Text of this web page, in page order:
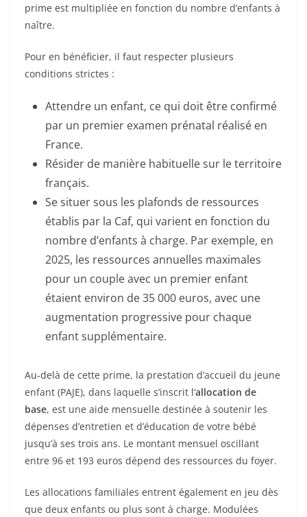
prime est multipliée en fonction du nombre d’enfants à
naître.
Pour en bénéficier, il faut respecter plusieurs
conditions strictes :
Attendre un enfant, ce qui doit être confirmé
par un premier examen prénatal réalisé en
France.
Résider de manière habituelle sur le territoire
français.
Se situer sous les plafonds de ressources
établis par la Caf, qui varient en fonction du
nombre d’enfants à charge. Par exemple, en
2025, les ressources annuelles maximales
pour un couple avec un premier enfant
étaient environ de 35 000 euros, avec une
augmentation progressive pour chaque
enfant supplémentaire.
Au-delà de cette prime, la prestation d’accueil du jeune
enfant (PAJE), dans laquelle s’inscrit l’allocation de
base, est une aide mensuelle destinée à soutenir les
dépenses d’entretien et d’éducation de votre bébé
jusqu’à ses trois ans. Le montant mensuel oscillant
entre 96 et 193 euros dépend des ressources du foyer.
Les allocations familiales entrent également en jeu dès
que deux enfants ou plus sont à charge. Modulées